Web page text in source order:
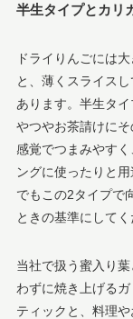
半生タイプとカリ
ドライりんごには
と、薄くスライス
あります。半生タ
やつやお茶請けに
感覚でつまみやす
ングに使ったりと
でもこの2タイプで
ときの基準にしてく
当社で扱う蜜入り
わずに焼き上げる
ティックと、料理